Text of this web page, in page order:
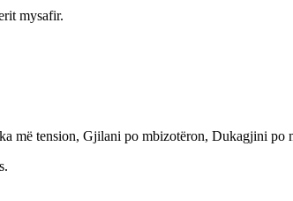
mysafir.
më tension, Gjilani po mbizotëron, Dukagjini po